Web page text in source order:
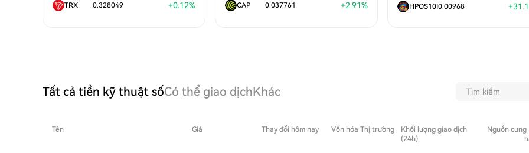
TRX
0.328049 +0.12%
CAP
0.037761 +2.91% HPOS10I0.00968 +
Tất cả tiền kỹ thuật sốCó thể giao dịchKhác
Tên Giá Thay đổi hôm nay Vốn hóa Thị trường
Khối lượng giao dịch
(24h)
Nguồn cung